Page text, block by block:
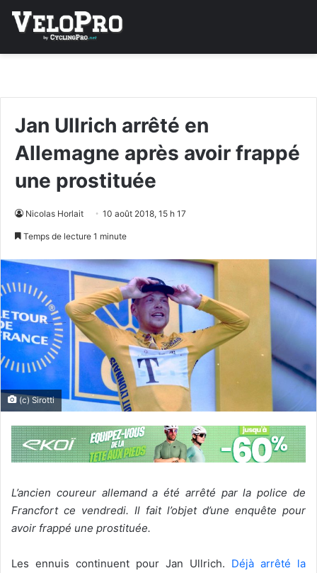
Jan Ullrich arrêté en
Allemagne après avoir frappé
une prostituée
Nicolas Horlait 10 août 2018, 15 h 17
Temps de lecture 1 minute
(c) Sirotti
L’ancien coureur allemand a été arrêté par la police de
Francfort ce vendredi. Il fait l’objet d’une enquête pour
avoir frappé une prostituée.
Les ennuis continuent pour Jan Ullrich. Déjà arrêté la